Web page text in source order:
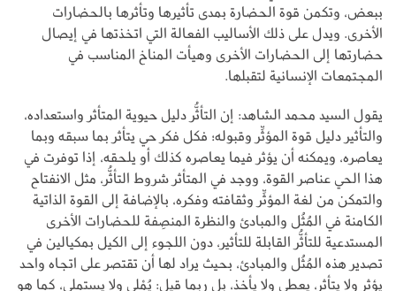
ببعض، وتكمن قوة الحضارة بمدى تأثيرها وتأثرها بالحضارات
الأخرى. ويدل على ذلك الأساليب الفعالة التي اتخذتها في إيصال
حضارتها إلى الحضارات الأخرى وهيأت المناخ المناسب في
المجتمعات الإنسانية لتقبلها.
يقول السيد محمد الشاهد: إن التأثُّر دليل حيوية المتأثر واستعداده،
والتأثير دليل قوة المؤثِّر وقبوله؛ فكل فكر حي يتأثر بما سبقه وبما
يعاصره، ويمكنه أن يؤثر فيما يعاصره كذلك أو يلحقه، إذا توفرت في
هذا الحي عناصر القوة، ووجد في المتأثر شروط التأثُّر، مثل الانفتاح
والتمكن من لغة المؤثِّر وثقافته وفكره، بالإضافة إلى القوة الذاتية
الكامنة في المُثُل والمبادئ والنظرة المنصِفة للحضارات الأخرى
المستدعية للتأثُّر القابلة للتأثير، دون اللجوء إلى الكيل بمكيالين في
تصدير هذه المُثُل والمبادئ، بحيث يراد لها أن تقتصر على اتجاه واحد
يؤثر ولا يتأثر، يعطي ولا يأخذ، بل ربما قيل: يُمْلي ولا يستملي، كما هو